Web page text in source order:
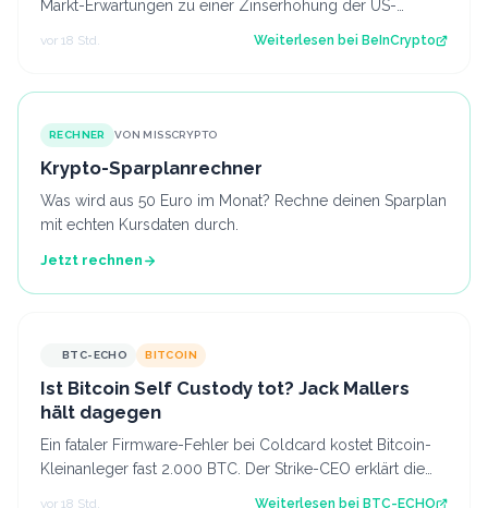
Markt-Erwartungen zu einer Zinserhöhung der US-
vor 18 Std. Weiterlesen bei BeInCrypto
RECHNER VON MISSCRYPTO
Krypto-Sparplanrechner
Was wird aus 50 Euro im Monat? Rechne deinen Sparplan
mit echten Kursdaten durch.
Jetzt rechnen
BTC-ECHO BITCOIN
Ist Bitcoin Self Custody tot? Jack Mallers
hält dagegen
Ein fataler Firmware-Fehler bei Coldcard kostet Bitcoin-
Kleinanleger fast 2.000 BTC. Der Strike-CEO erklärt die
vor 18 Std. Weiterlesen bei BTC-ECHO